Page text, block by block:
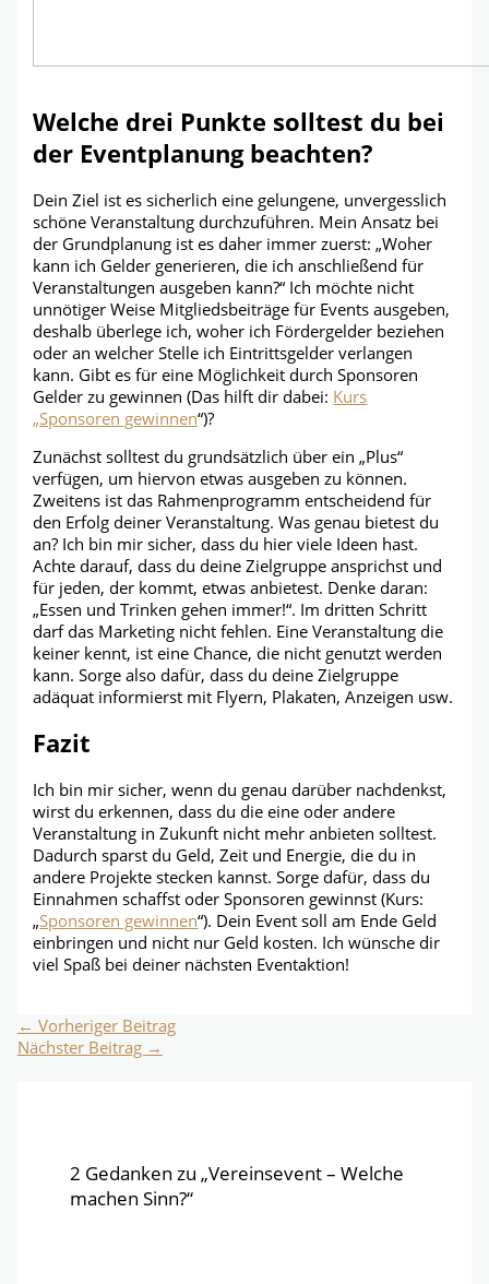
Welche drei Punkte solltest du bei
der Eventplanung beachten?
Dein Ziel ist es sicherlich eine gelungene, unvergesslich
schöne Veranstaltung durchzuführen. Mein Ansatz bei
der Grundplanung ist es daher immer zuerst: „Woher
kann ich Gelder generieren, die ich anschließend für
Veranstaltungen ausgeben kann?“ Ich möchte nicht
unnötiger Weise Mitgliedsbeiträge für Events ausgeben,
deshalb überlege ich, woher ich Fördergelder beziehen
oder an welcher Stelle ich Eintrittsgelder verlangen
kann. Gibt es für eine Möglichkeit durch Sponsoren
Gelder zu gewinnen (Das hilft dir dabei: Kurs
„Sponsoren gewinnen“)?
Zunächst solltest du grundsätzlich über ein „Plus“
verfügen, um hiervon etwas ausgeben zu können.
Zweitens ist das Rahmenprogramm entscheidend für
den Erfolg deiner Veranstaltung. Was genau bietest du
an? Ich bin mir sicher, dass du hier viele Ideen hast.
Achte darauf, dass du deine Zielgruppe ansprichst und
für jeden, der kommt, etwas anbietest. Denke daran:
„Essen und Trinken gehen immer!“. Im dritten Schritt
darf das Marketing nicht fehlen. Eine Veranstaltung die
keiner kennt, ist eine Chance, die nicht genutzt werden
kann. Sorge also dafür, dass du deine Zielgruppe
adäquat informierst mit Flyern, Plakaten, Anzeigen usw.
Fazit
Ich bin mir sicher, wenn du genau darüber nachdenkst,
wirst du erkennen, dass du die eine oder andere
Veranstaltung in Zukunft nicht mehr anbieten solltest.
Dadurch sparst du Geld, Zeit und Energie, die du in
andere Projekte stecken kannst. Sorge dafür, dass du
Einnahmen schaffst oder Sponsoren gewinnst (Kurs:
„Sponsoren gewinnen“). Dein Event soll am Ende Geld
einbringen und nicht nur Geld kosten. Ich wünsche dir
viel Spaß bei deiner nächsten Eventaktion!
← Vorheriger Beitrag
Nächster Beitrag →
2 Gedanken zu „Vereinsevent – Welche
machen Sinn?“